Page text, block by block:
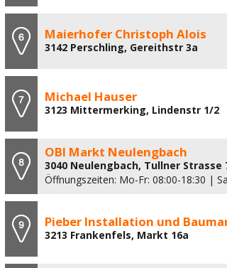
Maierhofer Christoph Alois
3142 Perschling, Gereithstr 3a
Michael Hauser
3123 Mittermerking, Lindenstr 1/2
OBI Markt Neulengbach
3040 Neulengbach, Tullner Strasse
Öffnungszeiten: Mo-Fr: 08:00-18:30 |
Pieber Installation und
3213 Frankenfels, Markt 16a